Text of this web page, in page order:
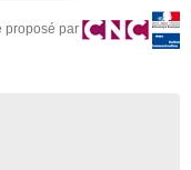
proposé par